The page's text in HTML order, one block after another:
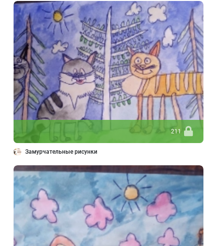
211
Замурчательные рисунки